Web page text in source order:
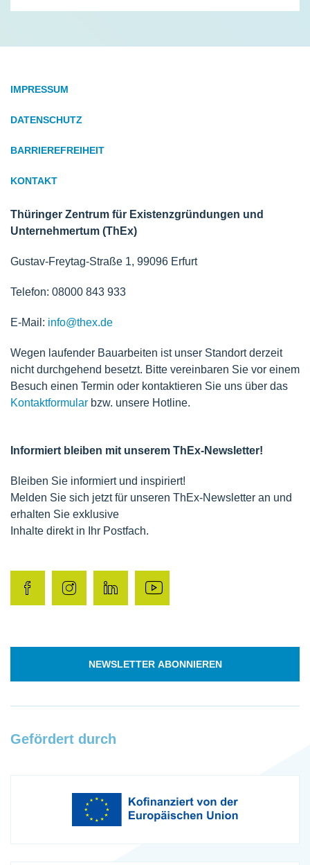
IMPRESSUM
DATENSCHUTZ
BARRIEREFREIHEIT
KONTAKT
Thüringer Zentrum für Existenzgründungen und
Unternehmertum (ThEx)
Gustav-Freytag-Straße 1, 99096 Erfurt
Telefon: 08000 843 933
E-Mail: info@thex.de
Wegen laufender Bauarbeiten ist unser Standort derzeit
nicht durchgehend besetzt. Bitte vereinbaren Sie vor einem
Besuch einen Termin oder kontaktieren Sie uns über das
Kontaktformular bzw. unsere Hotline.
Informiert bleiben mit unserem ThEx-Newsletter!
Bleiben Sie informiert und inspiriert!
Melden Sie sich jetzt für unseren ThEx-Newsletter an und
erhalten Sie exklusive
Inhalte direkt in Ihr Postfach.
NEWSLETTER ABONNIEREN
Gefördert durch